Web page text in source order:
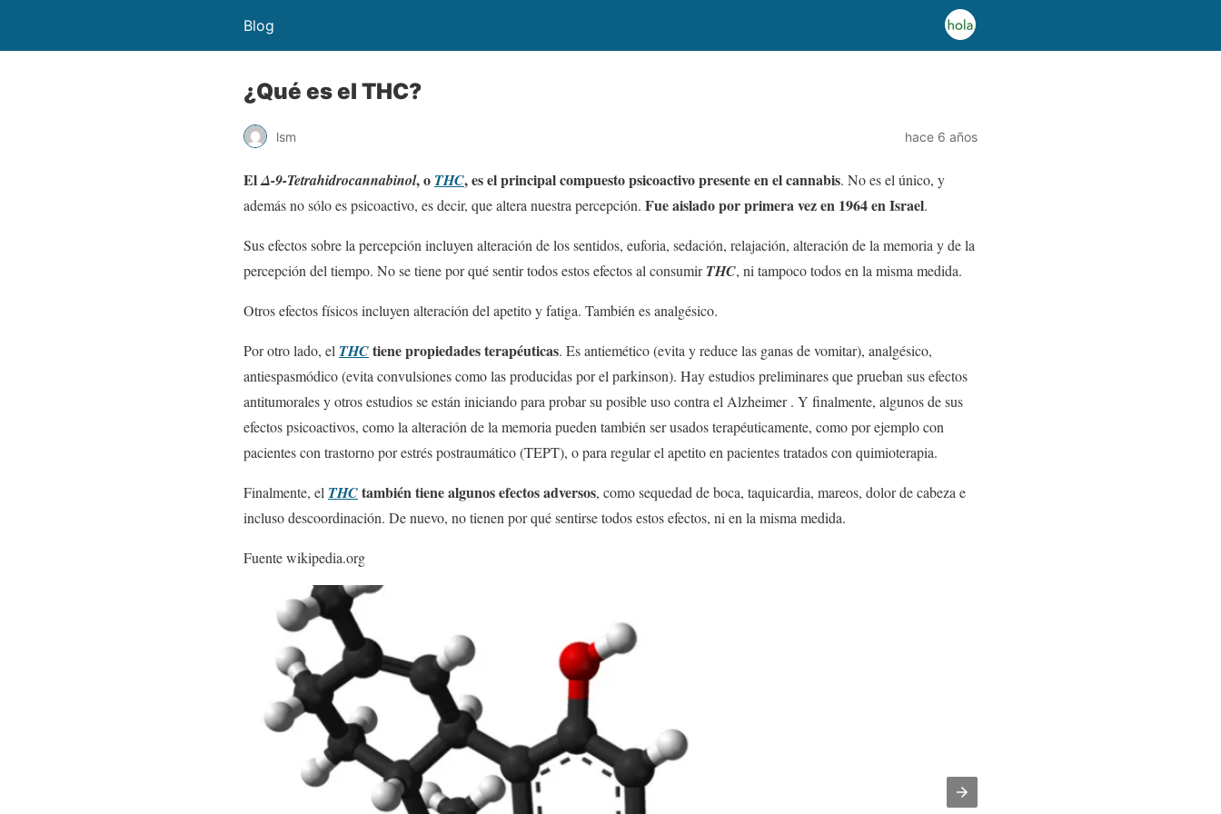
Blog
¿Qué es el THC?
lsm hace 6 años
ElΔ-9-Tetrahidrocannabinol, o THC, es el principal compuesto psicoactivo presente en el cannabis. No es el único, y
además no sólo es psicoactivo, es decir, que altera nuestra percepción. Fue aislado por primera vez en 1964 en Israel.
Sus efectos sobre la percepción incluyen alteración de los sentidos, euforia, sedación, relajación, alteración de la memoria y de la
percepción del tiempo. No se tiene por qué sentir todos estos efectos al consumirTHC, ni tampoco todos en la misma medida.
Otros efectos físicos incluyen alteración del apetito y fatiga. También es analgésico.
Por otro lado, el THCtiene propiedades terapéuticas. Es antiemético (evita y reduce las ganas de vomitar), analgésico,
antiespasmódico (evita convulsiones como las producidas por el parkinson). Hay estudios preliminares que prueban sus efectos
antitumorales y otros estudios se están iniciando para probar su posible uso contra el Alzheimer . Y finalmente, algunos de sus
efectos psicoactivos, como la alteración de la memoria pueden también ser usados terapéuticamente, como por ejemplo con
pacientes con trastorno por estrés postraumático (TEPT), o para regular el apetito en pacientes tratados con quimioterapia.
Finalmente, el THCtambién tiene algunos efectos adversos, como sequedad de boca, taquicardia, mareos, dolor de cabeza e
incluso descoordinación. De nuevo, no tienen por qué sentirse todos estos efectos, ni en la misma medida.
Fuente wikipedia.org